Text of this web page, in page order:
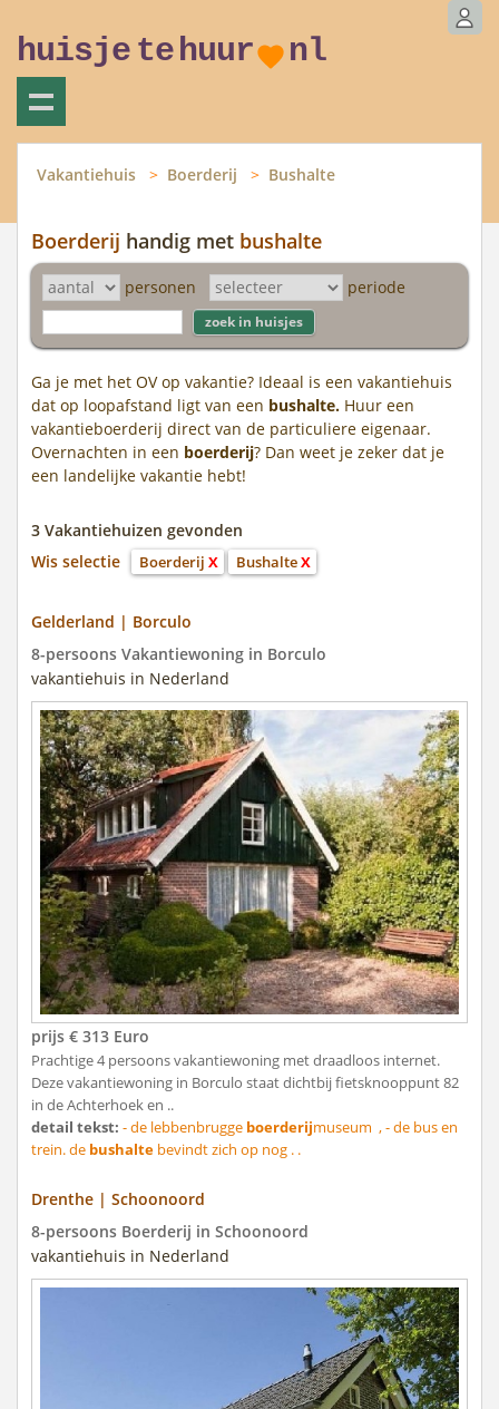
huisje tehuur nl
Vakantiehuis Boerderij Bushalte
Boerderij handig met bushalte
personen periode
Ga je met het OV op vakantie? Ideaal is een vakantiehuis
dat op loopafstand ligt van een bushalte. Huur een
vakantieboerderij direct van de particuliere eigenaar.
Overnachten in een boerderij? Dan weet je zeker dat je
een landelijke vakantie hebt!
3 Vakantiehuizen gevonden
Wis selectie
Boerderij X BushalteX
Gelderland | Borculo
8-persoons Vakantiewoning in Borculo
vakantiehuis in Nederland
prijs € 313 Euro
Prachtige 4 persoons vakantiewoning met draadloos internet.
Deze vakantiewoning in Borculo staat dichtbij fietsknooppunt 82
in de Achterhoek en ..
detail tekst: - de lebbenbrugge boerderijmuseum , - de bus en
trein. de bushalte bevindt zich op nog . .
Drenthe | Schoonoord
8-persoons Boerderij in Schoonoord
vakantiehuis in Nederland